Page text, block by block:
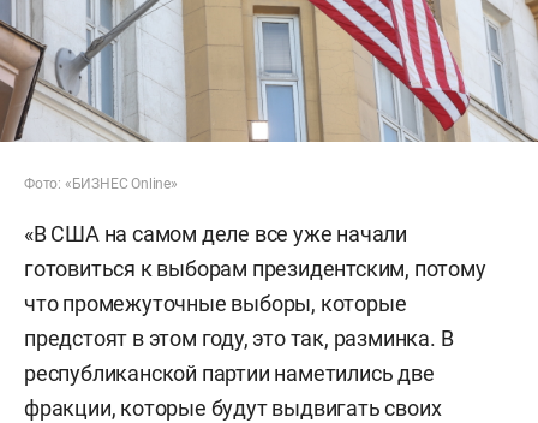
Фото: «БИЗНЕС Online»
«В США на самом деле все уже начали
готовиться к выборам президентским, потому
что промежуточные выборы, которые
предстоят в этом году, это так, разминка. В
республиканской партии наметились две
фракции, которые будут выдвигать своих